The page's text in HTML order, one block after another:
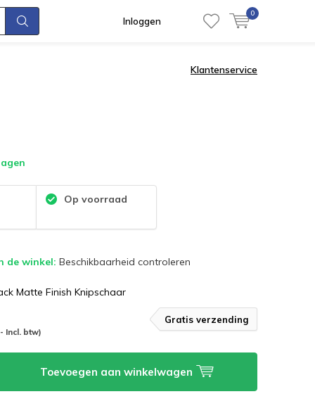
Inloggen
0
Klantenservice
Op voorraad
de winkel:Beschikbaarheid controleren
Matte Finish Knipschaar
Incl. btw)
Gratis verzending
Toevoegen aan winkelwagen